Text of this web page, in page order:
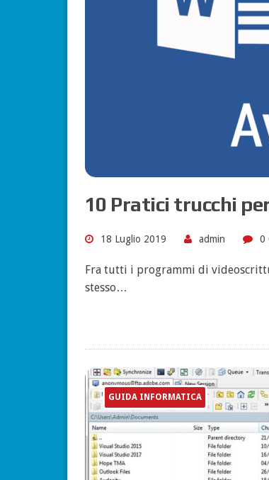
10 Pratici trucchi
18 Luglio 2019 admin 0
Fra tutti i programmi di
stesso…
GUIDA INFORMATICA